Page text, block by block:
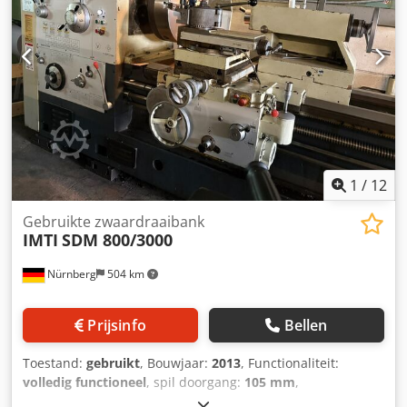
de factuur
1 / 12
Nürnberg 504 km
Gebruikte zwaardraaibank
IMTI SDM 800/3000
Prijsinfo Bellen
Toestand: gebruikt, Bouwjaar: 2013, Functionaliteit:
volledig functioneel, spil doorgang: 105 mm,
, draailengte: